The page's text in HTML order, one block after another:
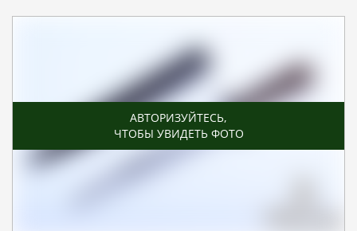
АВТОРИЗУЙТЕСЬ,
ЧТОБЫ УВИДЕТЬ ФОТО